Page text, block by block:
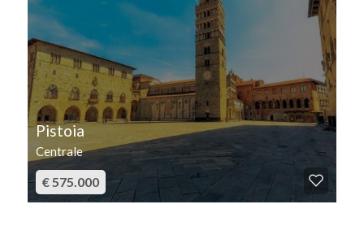
Pistoia
Centrale
€ 575.000